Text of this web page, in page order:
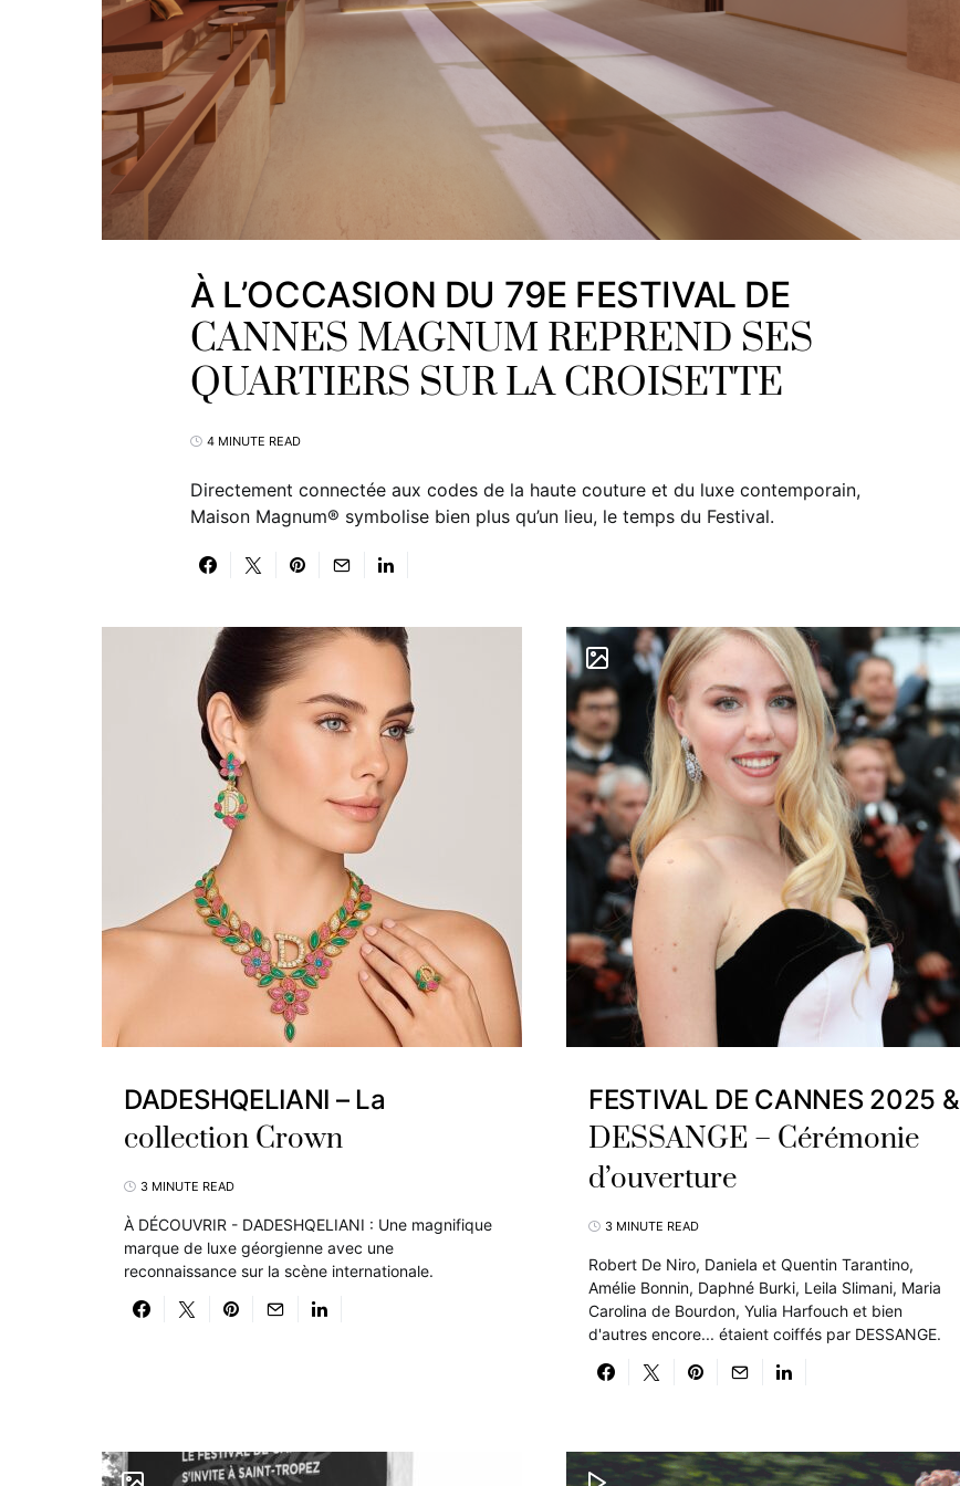
À L’OCCASION DU 79E FESTIVAL DE
CANNES MAGNUM REPREND SES
QUARTIERS SUR LA CROISETTE
4 MINUTE READ
Directement connectée aux codes de la haute couture et du luxe contemporain,
Maison Magnum® symbolise bien plus qu’un lieu, le temps du Festival.
DADESHQELIANI – La
collection Crown
3 MINUTE READ
À DÉCOUVRIR - DADESHQELIANI : Une magnifique
marque de luxe géorgienne avec une
reconnaissance sur la scène internationale.
FESTIVAL DE CANNES 2025 &
DESSANGE – Cérémonie
d’ouverture
3 MINUTE READ
Robert De Niro, Daniela et Quentin Tarantino,
Amélie Bonnin, Daphné Burki, Leila Slimani, Maria
Carolina de Bourdon, Yulia Harfouch et bien
d'autres encore... étaient coiffés par DESSANGE.